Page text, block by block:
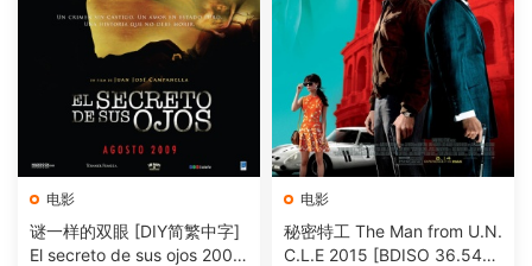
电影
谜一样的双眼 [DIY简繁中字]
El secreto de sus ojos 2009
电影
秘密特工 The Man from U.N.
C.L.E 2015 [BDISO 36.54G